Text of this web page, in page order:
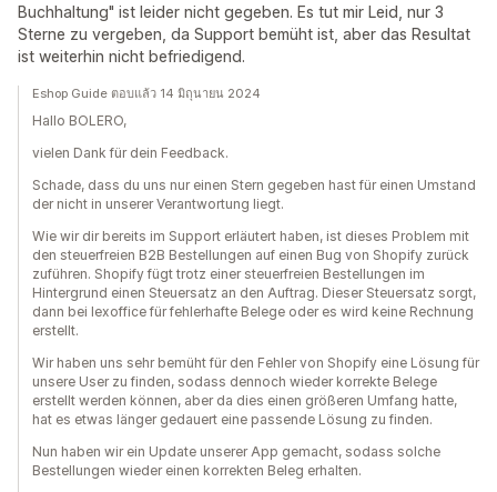
Buchhaltung" ist leider nicht gegeben. Es tut mir Leid, nur 3
Sterne zu vergeben, da Support bemüht ist, aber das Resultat
ist weiterhin nicht befriedigend.
Eshop Guide ตอบแล้ว 14 มิถุนายน 2024
Hallo BOLERO,
vielen Dank für dein Feedback.
Schade, dass du uns nur einen Stern gegeben hast für einen Umstand
der nicht in unserer Verantwortung liegt.
Wie wir dir bereits im Support erläutert haben, ist dieses Problem mit
den steuerfreien B2B Bestellungen auf einen Bug von Shopify zurück
zuführen. Shopify fügt trotz einer steuerfreien Bestellungen im
Hintergrund einen Steuersatz an den Auftrag. Dieser Steuersatz sorgt,
dann bei lexoffice für fehlerhafte Belege oder es wird keine Rechnung
erstellt.
Wir haben uns sehr bemüht für den Fehler von Shopify eine Lösung für
unsere User zu finden, sodass dennoch wieder korrekte Belege
erstellt werden können, aber da dies einen größeren Umfang hatte,
hat es etwas länger gedauert eine passende Lösung zu finden.
Nun haben wir ein Update unserer App gemacht, sodass solche
Bestellungen wieder einen korrekten Beleg erhalten.